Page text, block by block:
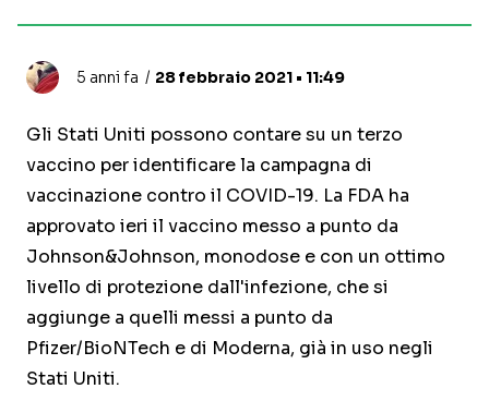
5 anni fa 28 febbraio 2021 • 11:49
Gli Stati Uniti possono contare su un terzo
vaccino per identificare la campagna di
vaccinazione contro il COVID-19. La FDA ha
approvato ieri il vaccino messo a punto da
Johnson&Johnson, monodose e con un ottimo
livello di protezione dall'infezione, che si
aggiunge a quelli messi a punto da
Pfizer/BioNTech e di Moderna, già in uso negli
Stati Uniti.